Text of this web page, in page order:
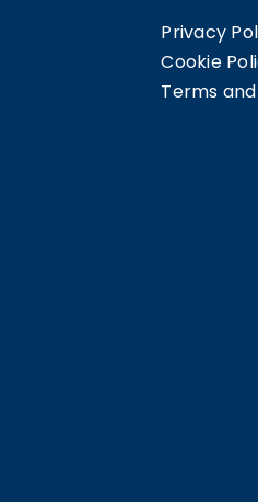
Privacy
Cookie
Terms